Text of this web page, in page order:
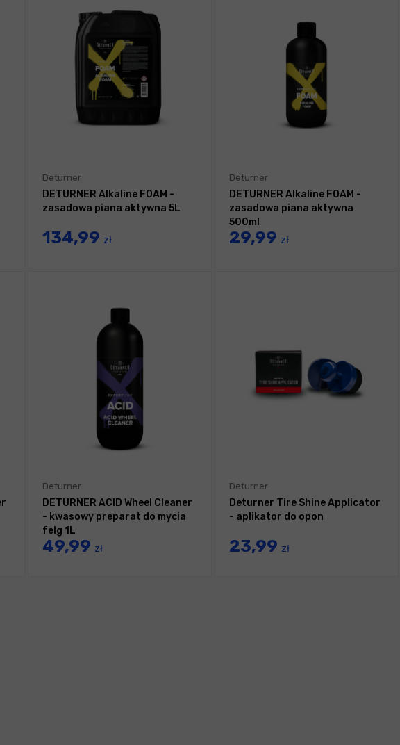
Deturner
DETURNER Alkaline FOAM -
zasadowa piana aktywna 5L
134,99 zł
Deturner
DETURNER Alkaline FOAM -
zasadowa piana aktywna
500ml
29,99 zł
Deturner
DETURNER ACID Wheel Cleaner
- kwasowy preparat do mycia
felg 1L
49,99 zł
Deturner
Deturner Tire Shine Applicator
- aplikator do opon
23,99 zł